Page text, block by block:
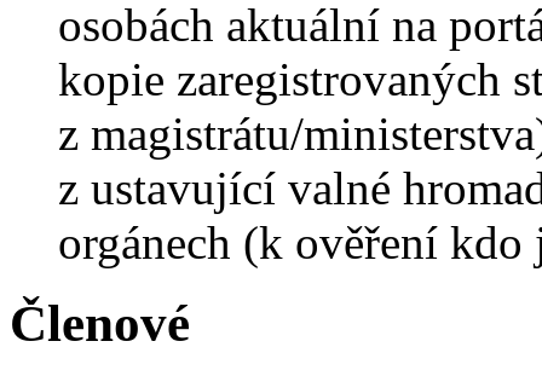
osobách aktuální na
kopie zaregistrovaných
z magistrátu/
z ustavující valné
orgánech (k ověření kdo
Členové